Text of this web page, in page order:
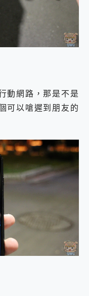
動網路，那是不是
可以嗆遲到朋友的